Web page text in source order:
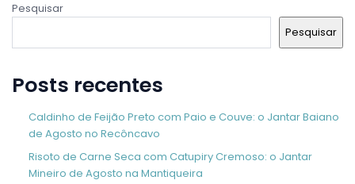
Pesquisar
Pesquisar
Posts recentes
Caldinho de Feijão Preto com Paio e Couve: o Jantar Baiano
de Agosto no Recôncavo
Risoto de Carne Seca com Catupiry Cremoso: o Jantar
Mineiro de Agosto na Mantiqueira